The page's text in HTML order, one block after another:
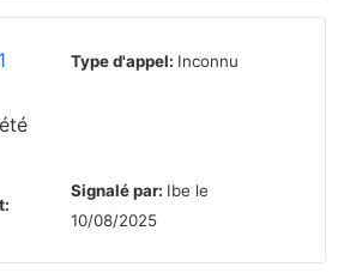
Type d'appel: Inconnu
Signalé par: Ibe le
10/08/2025